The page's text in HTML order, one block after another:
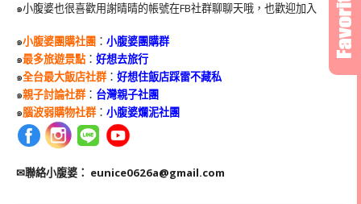
๑小腹婆也很喜歡用謝晴晴的帳號在FB社群聊聊天哦，也歡迎加入
๑小腹婆團購社團 ： 小腹婆團購群
๑最多旅遊景點： 好想去旅行
๑全台最大飯店社群： 好想住飯店踩雷不藏私
๑親子討論社群： 台灣親子社團
๑腦波弱購物社群： 小腹婆爛泥社團
✉聯絡小腹婆： eunice0626a@gmail.com